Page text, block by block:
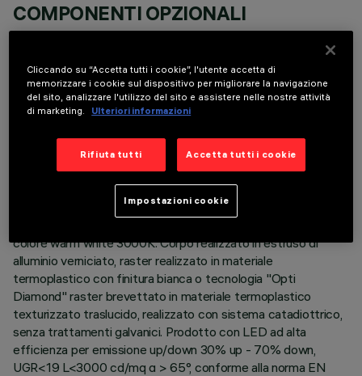
COMPONENTI OPZIONALI
ULTIMO AGGIORNAMENTO: 04/08/2026
colore warm white 3000K. Corpo realizzato in estruso di
alluminio verniciato, raster realizzato in materiale
termoplastico con finitura bianca o tecnologia "Opti
Diamond" raster brevettato in materiale termoplastico
texturizzato traslucido, realizzato con sistema catadiottrico,
senza trattamenti galvanici. Prodotto con LED ad alta
efficienza per emissione up/down 30% up - 70% down,
UGR<19 L<3000 cd/mq α > 65°, conforme alla norma EN
Cliccando su “Accetta tutti i cookie”, l'utente accetta di
memorizzare i cookie sul dispositivo per migliorare la navigazione
del sito, analizzare l'utilizzo del sito e assistere nelle nostre attività
di marketing.
Ulteriori informazioni
Rifiuta tutti Accetta tutti i cookie
Impostazioni cookie